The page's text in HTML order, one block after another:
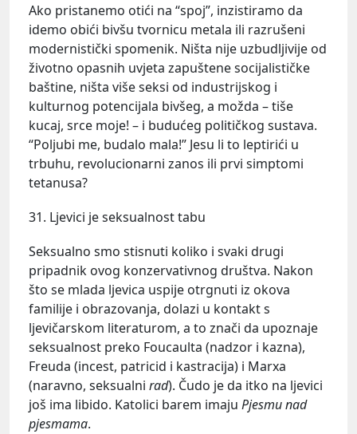
Ako pristanemo otići na “spoj”, inzistiramo da
idemo obići bivšu tvornicu metala ili razrušeni
modernistički spomenik. Ništa nije uzbudljivije od
životno opasnih uvjeta zapuštene socijalističke
baštine, ništa više seksi od industrijskog i
kulturnog potencijala bivšeg, a možda – tiše
kucaj, srce moje! – i budućeg političkog sustava.
“Poljubi me, budalo mala!” Jesu li to leptirići u
trbuhu, revolucionarni zanos ili prvi simptomi
tetanusa?
31. Ljevici je seksualnost tabu
Seksualno smo stisnuti koliko i svaki drugi
pripadnik ovog konzervativnog društva. Nakon
što se mlada ljevica uspije otrgnuti iz okova
familije i obrazovanja, dolazi u kontakt s
ljevičarskom literaturom, a to znači da upoznaje
seksualnost preko Foucaulta (nadzor i kazna),
Freuda (incest, patricid i kastracija) i Marxa
(naravno, seksualni rad). Čudo je da itko na ljevici
još ima libido. Katolici barem imaju Pjesmu nad
pjesmama.